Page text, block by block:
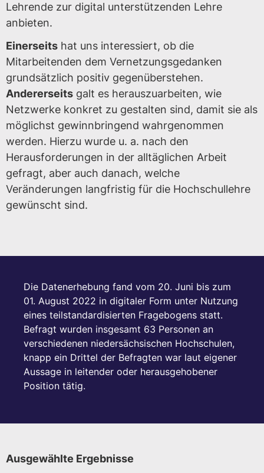
Lehrende zur digital unterstützenden Lehre
anbieten.
Einerseits hat uns interessiert, ob die
Mitarbeitenden dem Vernetzungsgedanken
grundsätzlich positiv gegenüberstehen.
Andererseits galt es herauszuarbeiten, wie
Netzwerke konkret zu gestalten sind, damit sie als
möglichst gewinnbringend wahrgenommen
werden. Hierzu wurde u. a. nach den
Herausforderungen in der alltäglichen Arbeit
gefragt, aber auch danach, welche
Veränderungen langfristig für die Hochschullehre
gewünscht sind.
Die Datenerhebung fand vom 20. Juni bis zum
01. August 2022 in digitaler Form unter Nutzung
eines teilstandardisierten Fragebogens statt.
Befragt wurden insgesamt 63 Personen an
verschiedenen niedersächsischen Hochschulen,
knapp ein Drittel der Befragten war laut eigener
Aussage in leitender oder herausgehobener
Position tätig.
Ausgewählte Ergebnisse